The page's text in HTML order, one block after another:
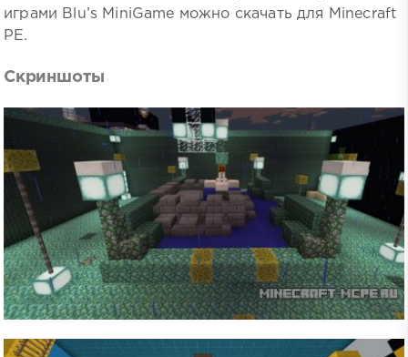
играми Blu’s MiniGame можно скачать для Minecraft
PE.
Скриншоты